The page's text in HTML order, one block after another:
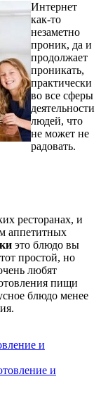
Интернет
как-то
незаметно
проник, да и
продолжает
проникать,
практически
во все сферы
деятельности
людей, что
не может не
радовать.
ресторанах, и
аппетитных
это блюдо вы
простой, но
любят
пищи
блюдо менее
и